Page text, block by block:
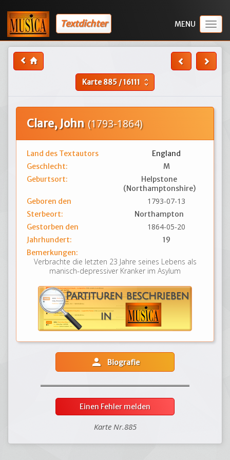
Textdichter
Karte885 /16111 unfold_more
Clare, John (1793-1864)
Land des Textautors
England
Geschlecht:
M
Geburtsort:
Helpstone
(Northamptonshire)
Geboren den
1793-07-13
Sterbeort:
Northampton
Gestorben den
1864-05-20
Jahrhundert:
19
Bemerkungen:
Verbrachte die letzten 23 Jahre seines Lebens als
manisch-depressiver Kranker im Asylum
person Biografie
Einen Fehler melden
Karte Nr.885